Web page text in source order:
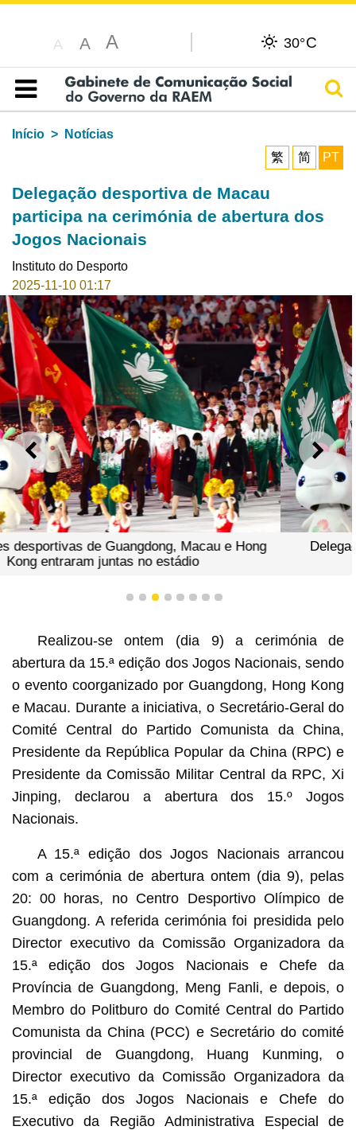
A A A 30°C
Índice
Início
Notícias
繁
简 PT
Delegação desportiva de Macau
participa na cerimónia de abertura dos
Jogos Nacionais
Instituto do Desporto
2025-11-10 01:17
ANTERIOR
Delegação desportiva de Macau cumprimentou os
espectadores com entusiasmo
1 2 3 4 5 6 7 8
Realizou-se ontem (dia 9) a cerimónia de
abertura da 15.ª edição dos Jogos Nacionais, sendo
o evento coorganizado por Guangdong, Hong Kong
e Macau. Durante a iniciativa, o Secretário-Geral do
Comité Central do Partido Comunista da China,
Presidente da República Popular da China (RPC) e
Presidente da Comissão Militar Central da RPC, Xi
Jinping, declarou a abertura dos 15.º Jogos
Nacionais.
A 15.ª edição dos Jogos Nacionais arrancou
com a cerimónia de abertura ontem (dia 9), pelas
20: 00 horas, no Centro Desportivo Olímpico de
Guangdong. A referida cerimónia foi presidida pelo
Director executivo da Comissão Organizadora da
15.ª edição dos Jogos Nacionais e Chefe da
Província de Guangdong, Meng Fanli, e depois, o
Membro do Politburo do Comité Central do Partido
Comunista da China (PCC) e Secretário do comité
provincial de Guangdong, Huang Kunming, o
Director executivo da Comissão Organizadora da
15.ª edição dos Jogos Nacionais e Chefe do
Executivo da Região Administrativa Especial de